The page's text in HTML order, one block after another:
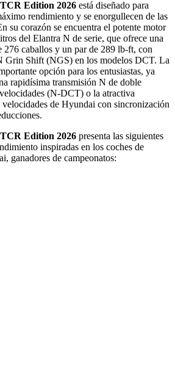
Edition 2026 está diseñado para
rendimiento y se enorgullecen de las
su corazón se encuentra el potente motor
del Elantra N de serie, que ofrece una
276 caballos y un par de 289 lb-ft, con
Grin Shift (NGS) en los modelos DCT. La
opción para los entusiastas, ya
rapidísima transmisión N de doble
(N-DCT) o la atractiva
de Hyundai con sincronización
Edition 2026 presenta las siguientes
inspiradas en los coches de
ganadores de campeonatos: